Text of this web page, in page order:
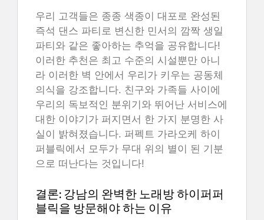
우리 고객들은 종종 색종이 대포로 완성된
즉석 댄스 파티로 변신한 민서의 깜짝 생일
파티와 같은 좋아하는 추억을 공유합니다!
이러한 추천은 최고 수준의 시설뿐만 아니
라 이러한 벽 안에서 우리가 키우는 공동체
의식을 강조합니다. 친구와 가족들 사이에
우리의 독보적인 분위기와 뛰어난 서비스에
대한 이야기가 퍼지면서 한 가지 분명한 사
실이 밝혀졌습니다. 퍼펙트 가라오케 하이
퍼블릭에서 모두가 무대 위의 별이 된 기분
으로 떠난다는 것입니다!
결론: 강남의 완벽한 노래방 하이퍼퍼
블릭을 방문해야 하는 이유